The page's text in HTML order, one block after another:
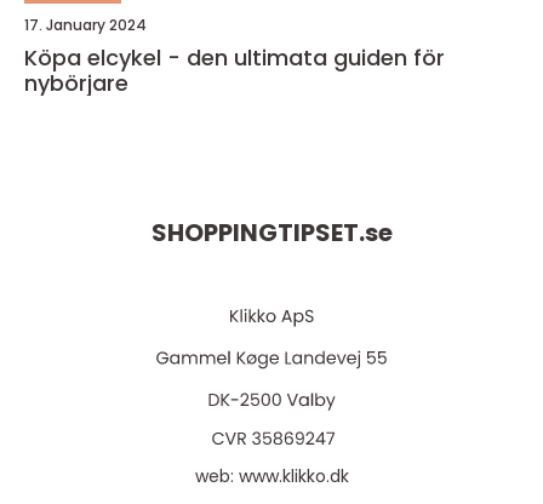
17. January 2024
Köpa elcykel - den ultimata guiden för
nybörjare
SHOPPINGTIPSET.se
web: www.klikko.dk